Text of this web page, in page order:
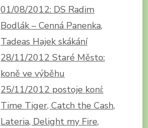
01/08/2012: DS Radim
Bodlák – Cenná Panenka,
Tadeas Hajek skákání
28/11/2012 Staré Město:
koně ve výběhu
25/11/2012 postoje koní:
Time Tiger, Catch the Cash,
Lateria, Delight my Fire,